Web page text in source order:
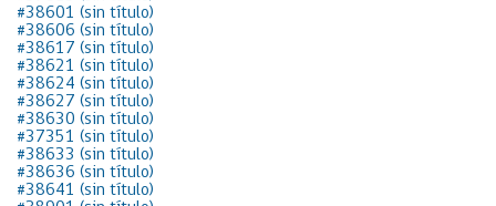
#38601 (sin título)
#38606 (sin título)
#38617 (sin título)
#38621 (sin título)
#38624 (sin título)
#38627 (sin título)
#38630 (sin título)
#37351 (sin título)
#38633 (sin título)
#38636 (sin título)
#38641 (sin título)